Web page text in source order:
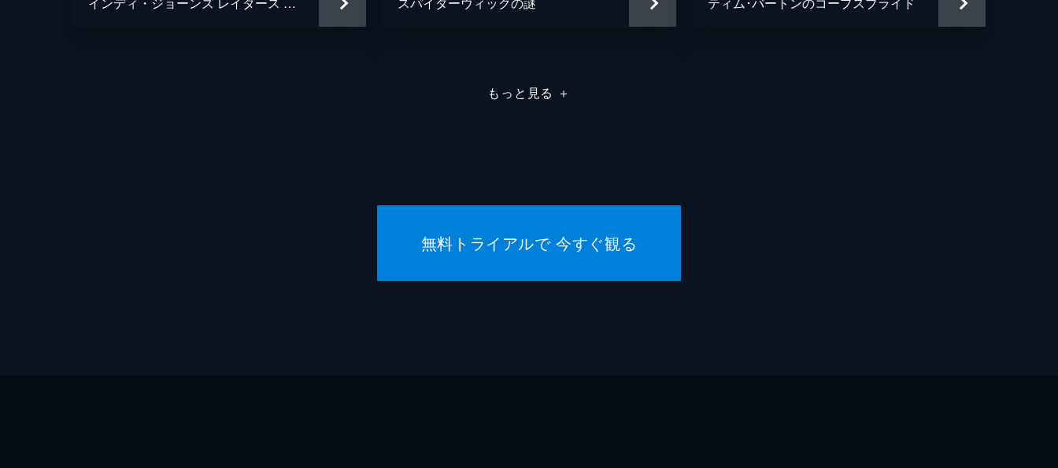
もっと見る ＋
無料トライアルで 今すぐ観る